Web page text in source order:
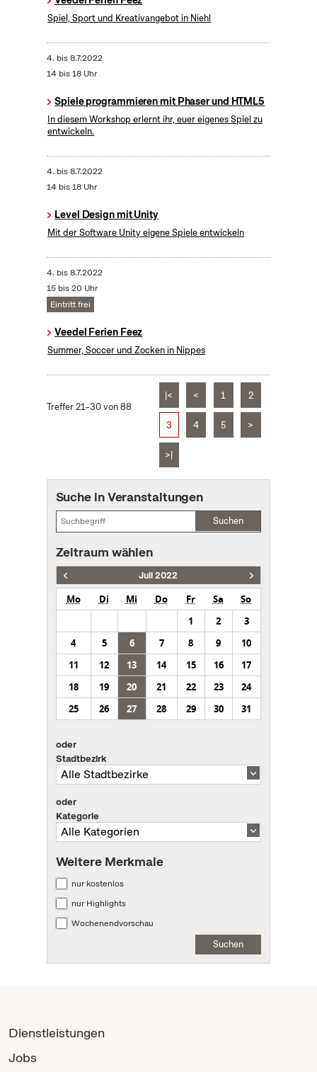
Spiel, Sport und Kreativangebot in Niehl
4. bis8.7.2022
14 bis 18 Uhr
Spiele programmieren mit Phaser und HTML5
In diesem Workshop erlernt ihr, euer eigenes Spiel zu
entwickeln.
4. bis8.7.2022
14 bis 18 Uhr
Level Design mit Unity
Mit der Software Unity eigene Spiele entwickeln
4. bis8.7.2022
15 bis 20 Uhr
Eintritt frei
Veedel Ferien Feez
Summer, Soccer und Zocken in Nippes
Treffer 21–30 von 88
|< < 1 2
3 4 5 >
>|
Suche in Veranstaltungen
Suchen
Zeitraum wählen
Juli 2022
Mo Di Mi Do Fr Sa
So
1
2
3
4
5 6 7 8 9
10
11
12 13 14 15 16
17
18
19 20 21 22 23
24
25
26 27 28 29 30 31
oder
Stadtbezirk
oder
Kategorie
Weitere Merkmale
nur kostenlos
nur Highlights
Wochenendvorschau
Suchen
Dienstleistungen
Jobs